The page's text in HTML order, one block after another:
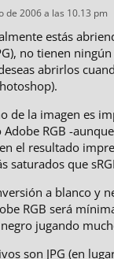
de 2006 a las 10.13 pm
estás
no tienen
abrirlos
de la imagen es
Adobe RGB -
el resultado
saturados que
a blanco y
RGB será
jugando
son JPG (en